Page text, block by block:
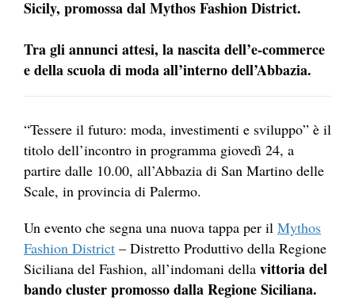
Sicily, promossa dal Mythos Fashion District.
Tra gli annunci attesi, la nascita dell’e-commerce
e della scuola di moda all’interno dell’Abbazia.
“Tessere il futuro: moda, investimenti e sviluppo” è il
titolo dell’incontro in programma giovedì 24, a
partire dalle 10.00, all’Abbazia di San Martino delle
Scale, in provincia di Palermo.
Un evento che segna una nuova tappa per il Mythos
Fashion District – Distretto Produttivo della Regione
Siciliana del Fashion, all’indomani della vittoria del
bando cluster promosso dalla Regione Siciliana.